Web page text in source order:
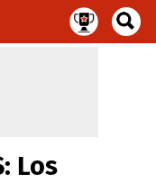
Los